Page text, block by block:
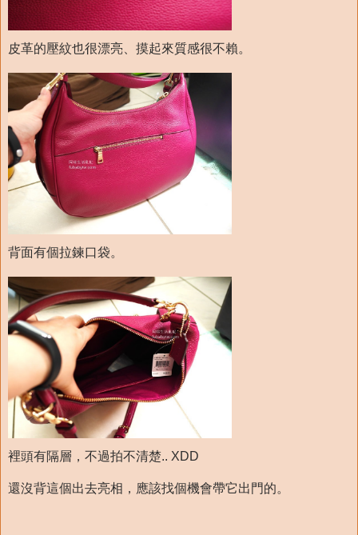
皮革的壓紋也很漂亮、摸起來質感很不賴。
背面有個拉鍊口袋。
裡頭有隔層，不過拍不清楚.. XDD
還沒背這個出去亮相，應該找個機會帶它出門的。